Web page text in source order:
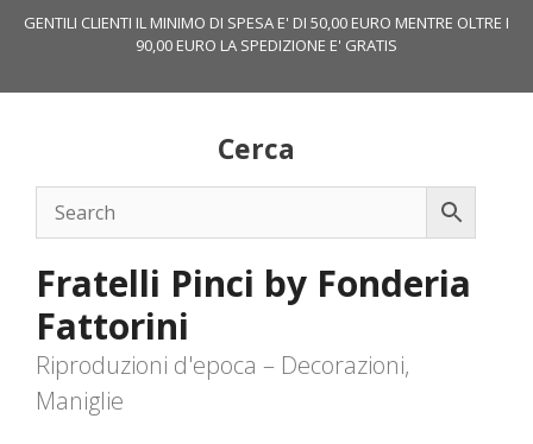
GENTILI CLIENTI IL MINIMO DI SPESA E' DI 50,00 EURO MENTRE OLTRE I
90,00 EURO LA SPEDIZIONE E' GRATIS
Cerca
Fratelli Pinci by Fonderia
Fattorini
Riproduzioni d'epoca – Decorazioni,
Maniglie